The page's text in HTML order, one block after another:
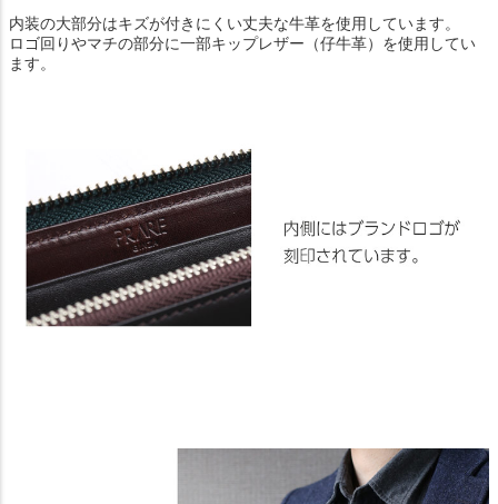
内装の大部分はキズが付きにくい丈夫な牛革を使用しています。
ロゴ回りやマチの部分に一部キップレザー（仔牛革）を使用してい
ます。